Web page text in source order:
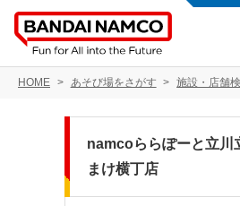
HOME あそび場をさがす 施設・店舗
namcoららぽーと立川
まけ横丁店